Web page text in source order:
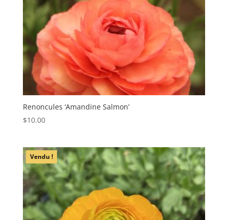
Renoncules ‘Amandine Salmon’
$10.00
Vendu !